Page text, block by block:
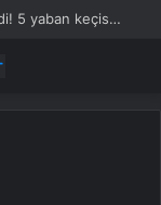
6 yıl önceki kaçak avın failleri tespit edildi! 5 yaban keçisi için ceza uygulandı